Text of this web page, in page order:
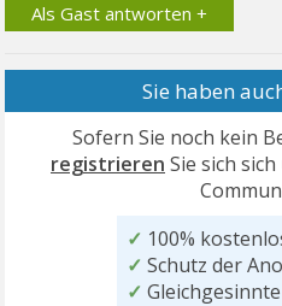
Als Gast antworten +
Sie haben
Sofern Sie noch kein
registrieren Sie sich
✓ 100%
✓ Schutz der
✓